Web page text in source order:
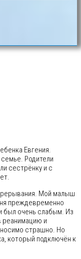
Евгения.
Родители
сестрёнку и с
Мой малыш
преждевременно
был очень слабым. Из
реанимацию и
страшно. Но
который подключён к